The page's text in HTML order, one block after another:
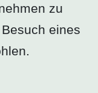
zu
eines